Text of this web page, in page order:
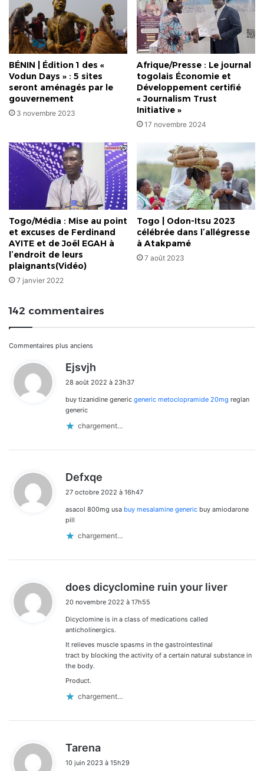
de
l'agriculture
Noël
Koutéra
Bataka
BÉNIN | Édition 1 des «
Vodun Days » : 5 sites
seront aménagés par le
gouvernement
3 novembre 2023
Afrique/Presse : Le journal
togolais Économie et
Développement certifié
« Journalism Trust
Initiative »
17 novembre 2024
Togo/Média : Mise au point
et excuses de Ferdinand
AYITE et de Joël EGAH à
l’endroit de leurs
plaignants(Vidéo)
7 janvier 2022
Togo | Odon-Itsu 2023
célébrée dans l’allégresse
à Atakpamé
7 août 2023
142 commentaires
Navigation
dans
les
commentaires
Commentaires plus anciens
Ejsvjh
t
28 août 2022 à 23h37
buy tizanidine generic generic metoclopramide 20mg reglan
generic
chargement…
Defxqe
t
27 octobre 2022 à 16h47
asacol 800mg usa buy mesalamine generic buy amiodarone
pill
chargement…
does dicyclomine ruin your liver
20 novembre 2022 à 17h55
Dicyclomine is in a class of medications called
anticholinergics.
It relieves muscle spasms in the gastrointestinal
tract by blocking the activity of a certain natural substance in
the body.
Product.
chargement…
Tarena
t
10 juin 2023 à 15h29